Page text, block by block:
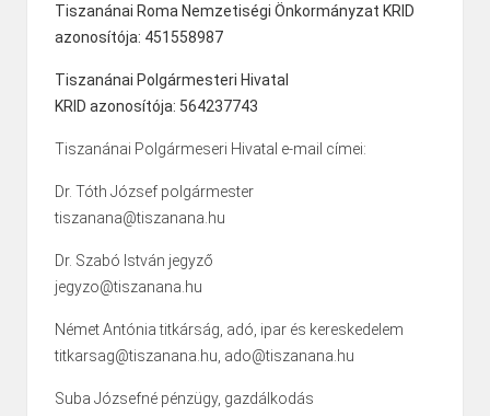
Tiszanánai Roma Nemzetiségi Önkormányzat KRID
azonosítója: 451558987
Tiszanánai Polgármesteri Hivatal
KRID azonosítója: 564237743
Tiszanánai Polgármeseri Hivatal e-mail címei:
Dr. Tóth József polgármester
tiszanana@tiszanana.hu
Dr. Szabó István jegyző
jegyzo@tiszanana.hu
Német Antónia titkárság, adó, ipar és kereskedelem
titkarsag@tiszanana.hu, ado@tiszanana.hu
Suba Józsefné pénzügy, gazdálkodás